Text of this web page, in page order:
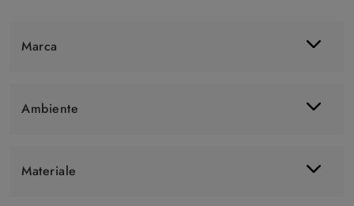
Marca
Ambiente
Materiale